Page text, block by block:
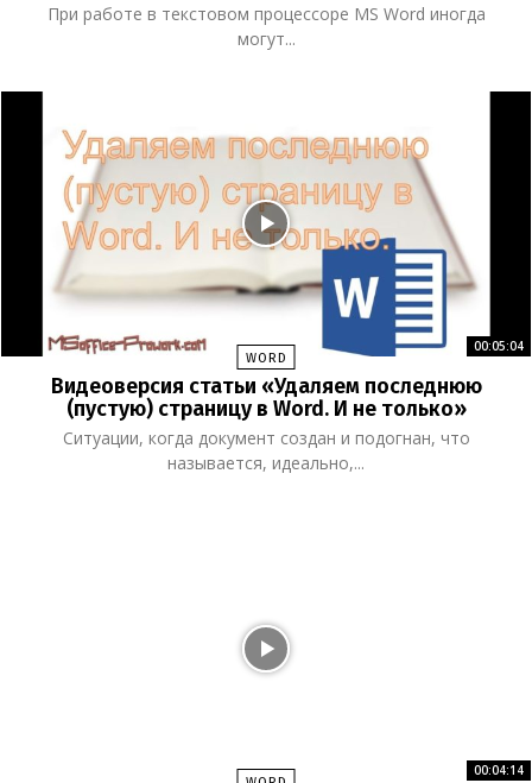
При работе в текстовом процессоре MS Word иногда
могут...
WORD
00:05:04
Видеоверсия статьи «Удаляем последнюю
(пустую) страницу в Word. И не только»
Ситуации, когда документ создан и подогнан, что
называется, идеально,...
00:04:14